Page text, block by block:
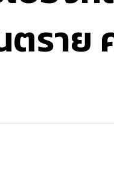
ราย